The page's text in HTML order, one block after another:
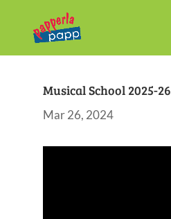
Musical School 2025-26
Mar 26, 2024